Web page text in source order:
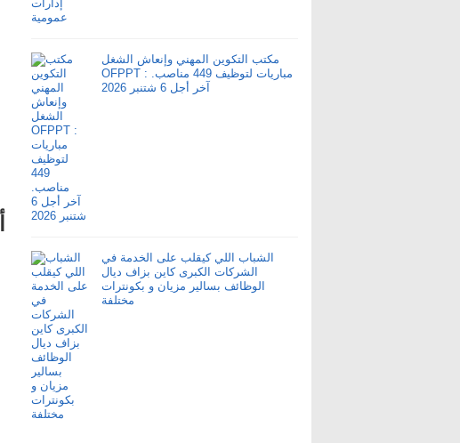
مكتب التكوين المهني وإنعاش الشغل
OFPPT : مباريات لتوظيف 449 مناصب.
آخر أجل 6 شتنبر 2026
الشباب اللي كيقلب على الخدمة في
الشركات الكبرى كاين بزاف ديال
الوظائف بسالير مزيان و بكونترات
مختلفة